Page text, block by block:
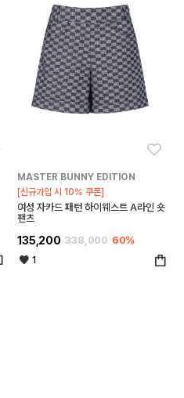
MASTER BUNNY EDITION
[신규가입 시 10% 쿠폰]
여성 자카드 패턴 하이웨스트 A라인 숏
팬츠
135,200 338,000 60%
1